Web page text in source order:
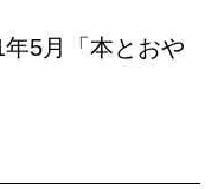
年5月「本とおや